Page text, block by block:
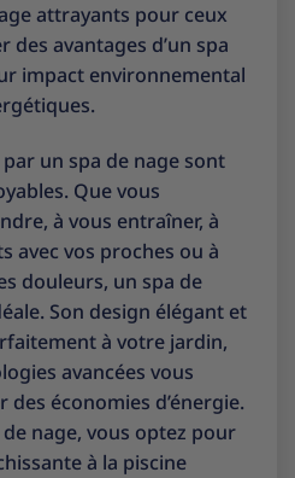
attrayants pour ceux
avantages d’un spa
impact environnemental
un spa de nage sont
Que vous
à vous entraîner, à
avec vos proches ou à
douleurs, un spa de
Son design élégant et
à votre jardin,
avancées vous
économies d’énergie.
nage, vous optez pour
à la piscine